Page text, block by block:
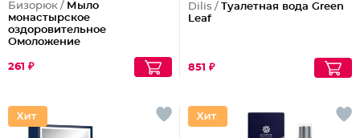
Бизорюк / Мыло
монастырское
оздоровительное
Омоложение
261 ₽
Dilis / Туалетная вода Green
Leaf
851 ₽